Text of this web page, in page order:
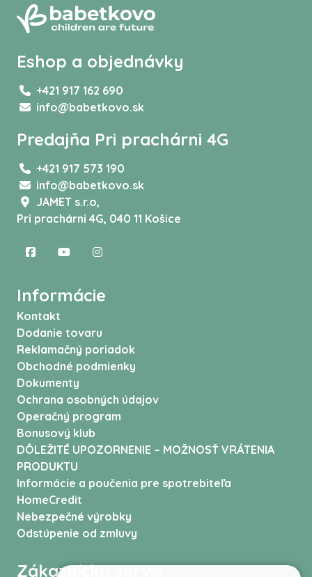
Eshop a objednávky
+421 917 162 690
info@babetkovo.sk
Predajňa Pri prachárni 4G
+421 917 573 190
info@babetkovo.sk
JAMET s.r.o,
Pri prachárni 4G, 040 11 Košice
Informácie
Kontakt
Dodanie tovaru
Reklamačný poriadok
Obchodné podmienky
Dokumenty
Ochrana osobných údajov
Operačný program
Bonusový klub
DÔLEŽITÉ UPOZORNENIE – MOŽNOSŤ VRÁTENIA
PRODUKTU
Informácie a poučenia pre spotrebiteľa
HomeCredit
Nebezpečné výrobky
Odstúpenie od zmluvy
Zákaznícky servis